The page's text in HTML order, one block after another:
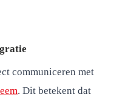
communiceren met
. Dit betekent dat